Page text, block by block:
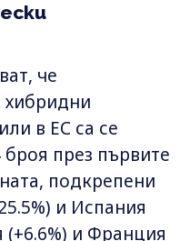
че
хибридни
в ЕС са се
през първите
подкрепени
и Испания
(+6.6%) и Франция